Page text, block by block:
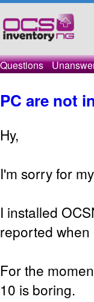
Questions
PC are not
Hy,
I'm sorry for
I installed
reported
For the
10 is boring.